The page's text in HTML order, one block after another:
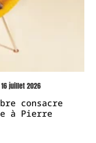
16 juillet 2026
consacre
à Pierre